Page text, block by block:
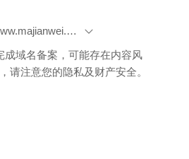
http://www.majianwei.com/%e6%9c%8d%e5%8a%a1%e5%99%a8cpu%e4%bd%bf%e7%94%a899/
成域名备案，可能存在内容风
请注意您的隐私及财产安全。